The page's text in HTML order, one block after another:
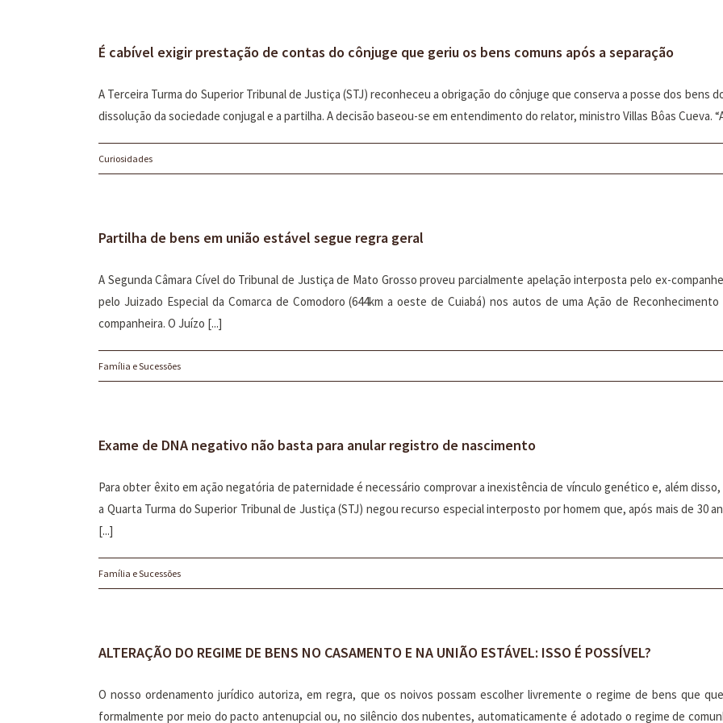
É cabível exigir prestação de contas do cônjuge que geriu os bens comuns após a separação
A Terceira Turma do Superior Tribunal de Justiça (STJ) reconheceu a obrigação do cônjuge que conserva a posse dos
dissolução da sociedade conjugal e a partilha. A decisão baseou-se em entendimento do relator, ministro Villas Bôas Cueva.
Curiosidades
Partilha de bens em união estável segue regra geral
A Segunda Câmara Cível do Tribunal de Justiça de Mato Grosso proveu parcialmente apelação interposta pelo ex-
pelo Juizado Especial da Comarca de Comodoro (644km a oeste de Cuiabá) nos autos de uma Ação de
companheira. O Juízo [...]
Família e Sucessões
Exame de DNA negativo não basta para anular registro de nascimento
Para obter êxito em ação negatória de paternidade é necessário comprovar a inexistência de vínculo genético e, além
a Quarta Turma do Superior Tribunal de Justiça (STJ) negou recurso especial interposto por homem que, após mais de 30
[...]
Família e Sucessões
ALTERAÇÃO DO REGIME DE BENS NO CASAMENTO E NA UNIÃO ESTÁVEL: ISSO É POSSÍVEL?
O nosso ordenamento jurídico autoriza, em regra, que os noivos possam escolher livremente o regime de bens que
formalmente por meio do pacto antenupcial ou, no silêncio dos nubentes, automaticamente é adotado o regime de